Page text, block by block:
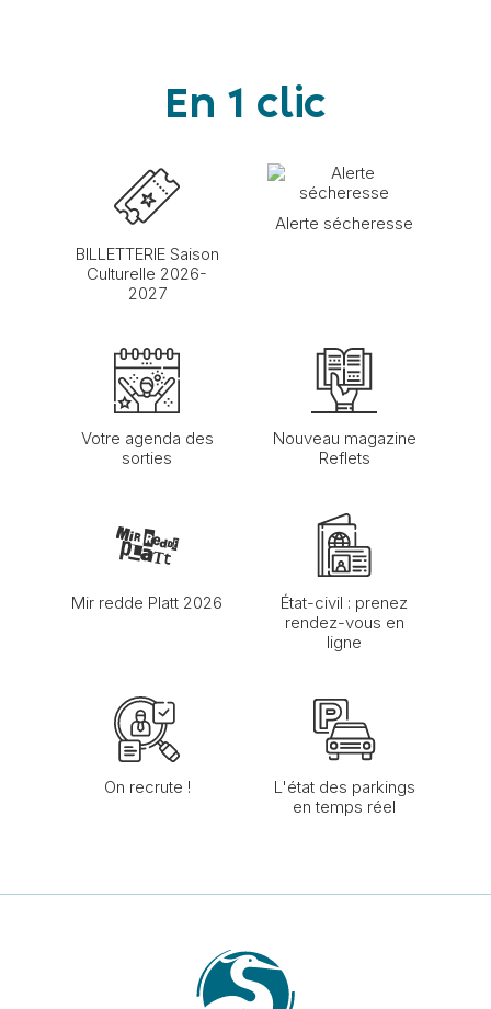
En 1 clic
BILLETTERIE Saison
Culturelle 2026-
2027
Alerte sécheresse
Votre agenda des
sorties
Nouveau magazine
Reflets
Mir redde Platt 2026
État-civil : prenez
rendez-vous en
ligne
On recrute !
L'état des parkings
en temps réel